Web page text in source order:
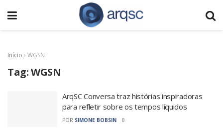
Início › WGSN
Tag:WGSN
ArqSC Conversa traz histórias inspiradoras
para refletir sobre os tempos líquidos
POR SIMONE BOBSIN 0